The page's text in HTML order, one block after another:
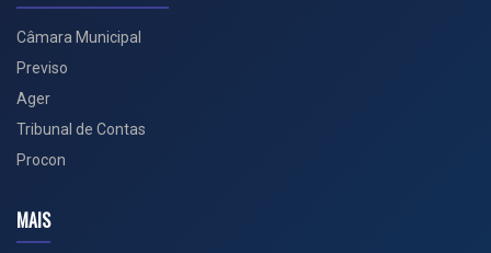
Câmara Municipal
Previso
Ager
Tribunal de Contas
Procon
MAIS